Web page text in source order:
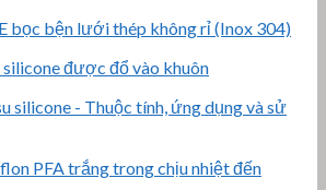
bọc bện lưới thép không rỉ (Inox 304)
silicone - Thuộc tính, ứng dụng và sử